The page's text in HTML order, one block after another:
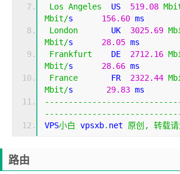
Los Angeles
  US
519.08
Mbit/s 156.60
London
       UK
3025.69
Mbit/s 28.05
Frankfurt
    DE
2712.16
Mbit/s 28.66
France
       FR
2322.44
Mbit/s 29.83
VPS小白 vpsxb. net 原创, 转载
路由